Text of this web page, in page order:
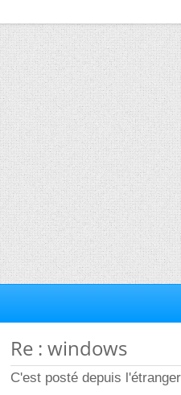
Re : windows
C'est posté depuis